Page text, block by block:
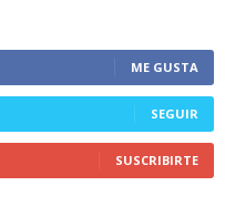
ME GUSTA
SEGUIR
SUSCRIBIRTE